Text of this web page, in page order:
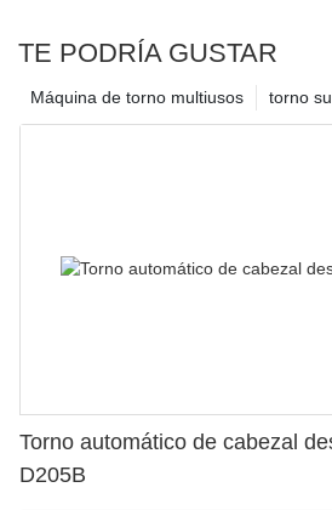
TE PODRÍA GUSTAR
torno
Máquina de torno multiusos
Torno automático de cabezal
D205B